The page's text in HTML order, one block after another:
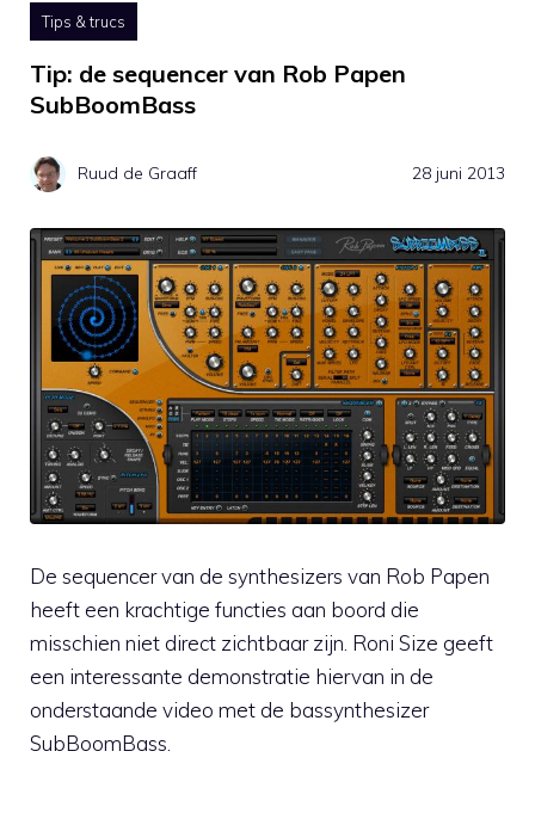
Tips & trucs
Tip: de sequencer van Rob Papen
SubBoomBass
Ruud de Graaff 28 juni 2013
De sequencer van de synthesizers van Rob Papen
heeft een krachtige functies aan boord die
misschien niet direct zichtbaar zijn. Roni Size geeft
een interessante demonstratie hiervan in de
onderstaande video met de bassynthesizer
SubBoomBass.